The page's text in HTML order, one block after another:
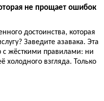
не прощает ошибок
достоинства, которая
Заведите азавака. Эта
жёсткими правилами: ни
холодного взгляда. Только